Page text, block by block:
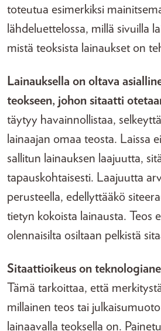
toteutua esimerkiksi
lähdeluettelossa, millä sivuilla
mistä teoksista lainaukset on
Lainauksella on oltava
teokseen, johon sitaatti
täytyy havainnollistaa,
lainaajan omaa teosta. Laissa
sallitun lainauksen laajuutta,
tapauskohtaisesti. Laajuutta
perusteella, edellyttääkö
tietyn kokoista lainausta. Teos
olennaisilta osiltaan pelkistä
Sitaattioikeus on
Tämä tarkoittaa, että
millainen teos tai
lainaavalla teoksella on.